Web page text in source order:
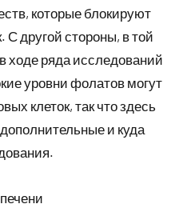
которые блокируют
С другой стороны, в той
ходе ряда исследований
уровни фолатов могут
клеток, так что здесь
и куда